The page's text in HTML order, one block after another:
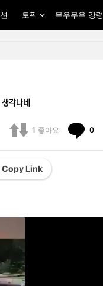
토픽 무우무우 강령
1 좋아요 0
Copy Link